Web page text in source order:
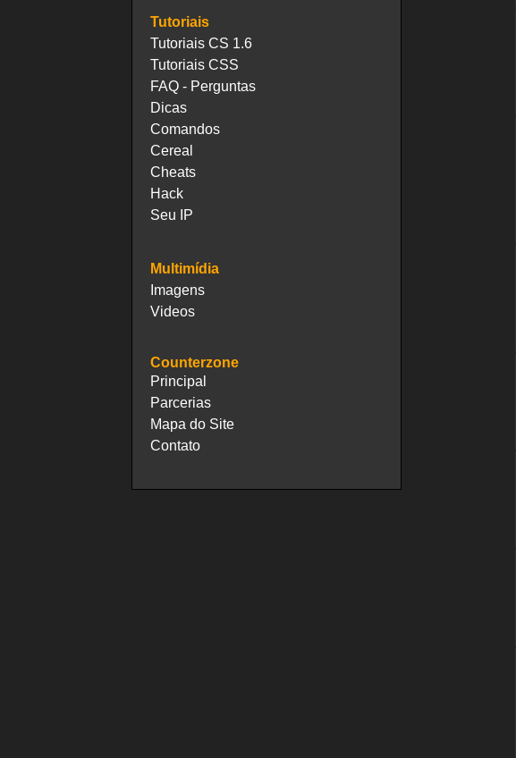
Tutoriais
Tutoriais CS 1.6
Tutoriais CSS
FAQ - Perguntas
Dicas
Comandos
Cereal
Cheats
Hack
Seu IP
Multimídia
Imagens
Videos
Counterzone
Principal
Parcerias
Mapa do Site
Contato